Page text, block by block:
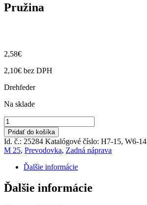
Pružina
2,58€
2,10€ bez DPH
Drehfeder
Na sklade
množstvo
Pružina
Pridať do košíka
Id. č.: 25284 Katalógové číslo: H7-15, W6-14
M 25, Prevodovka, Zadná náprava
Ďalšie informácie
Ďalšie informácie